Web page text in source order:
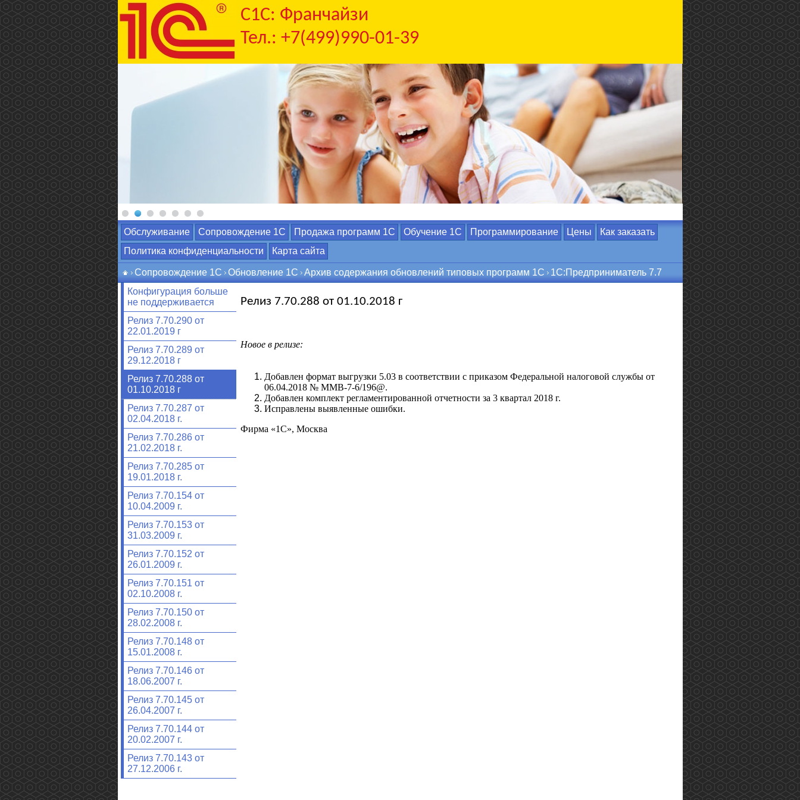
C1С: Франчайзи
Тел.: +7(499)990-01-39
Обслуживание Сопровождение 1С Продажа программ 1С Обучение 1С Программирование Цены
Как заказать
Политика конфиденциальности
Карта сайта
Сопровождение 1С Обновление 1С Архив содержания обновлений типовых программ 1С
1С:Предприниматель 7.7
Конфигурация больше
не поддерживается
Релиз 7.70.290 от
22.01.2019 г
Релиз 7.70.289 от
29.12.2018 г
Релиз 7.70.288 от
01.10.2018 г
Релиз 7.70.287 от
02.04.2018 г.
Релиз 7.70.286 от
21.02.2018 г.
Релиз 7.70.285 от
19.01.2018 г.
Релиз 7.70.154 от
10.04.2009 г.
Релиз 7.70.153 от
31.03.2009 г.
Релиз 7.70.152 от
26.01.2009 г.
Релиз 7.70.151 от
02.10.2008 г.
Релиз 7.70.150 от
28.02.2008 г.
Релиз 7.70.148 от
15.01.2008 г.
Релиз 7.70.146 от
18.06.2007 г.
Релиз 7.70.145 от
26.04.2007 г.
Релиз 7.70.144 от
20.02.2007 г.
Релиз 7.70.143 от
27.12.2006 г.
Релиз 7.70.288 от 01.10.2018 г
Новое в релизе:
Добавлен формат выгрузки 5.03 в соответствии с приказом Федеральной налоговой службы от
06.04.2018 № ММВ-7-6/196@.
Добавлен комплект регламентированной отчетности за 3 квартал 2018 г.
Исправлены выявленные ошибки.
Фирма «1С», Москва